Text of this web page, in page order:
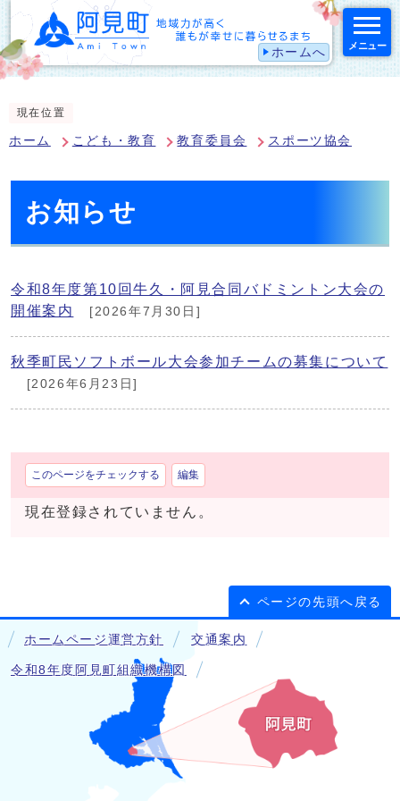
ホームへ メニュー
現在位置
ホーム こども・教育 教育委員会 スポーツ協会
お知らせ
令和8年度第10回牛久・阿見合同バドミントン大会の
開催案内
[2026年7月30日]
秋季町民ソフトボール大会参加チームの募集について
[2026年6月23日]
このページをチェックする 編集
現在登録されていません。
ページの先頭へ戻る
ホームページ運営方針 交通案内
令和8年度阿見町組織機構図